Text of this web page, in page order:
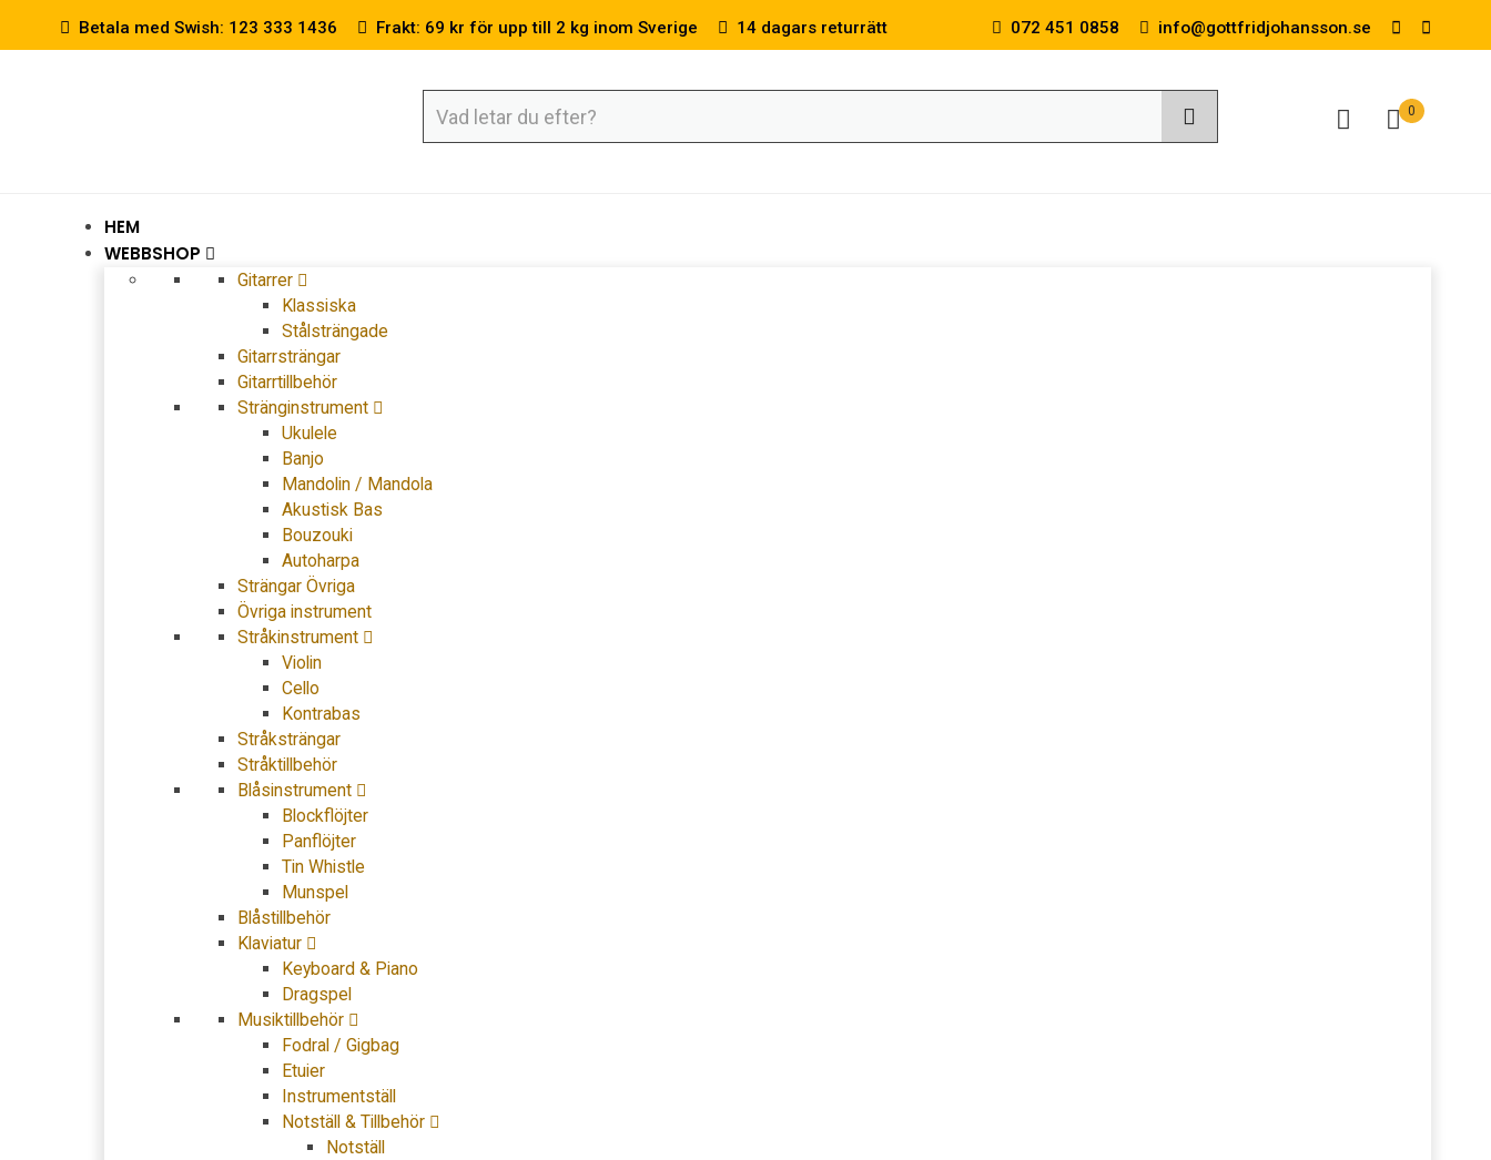
Betala med Swish: 123 333 1436 Frakt: 69 kr för upp till 2 kg inom Sverige 14 dagars returrätt 072 451 0858 info@gottfridjohansson.se
0
HEM
WEBBSHOP
Gitarrer
Klassiska
Stålsträngade
Gitarrsträngar
Gitarrtillbehör
Stränginstrument
Ukulele
Banjo
Mandolin / Mandola
Akustisk Bas
Bouzouki
Autoharpa
Strängar Övriga
Övriga instrument
Stråkinstrument
Violin
Cello
Kontrabas
Stråksträngar
Stråktillbehör
Blåsinstrument
Blockflöjter
Panflöjter
Tin Whistle
Munspel
Blåstillbehör
Klaviatur
Keyboard & Piano
Dragspel
Musiktillbehör
Fodral / Gigbag
Etuier
Instrumentställ
Notställ & Tillbehör
Notställ